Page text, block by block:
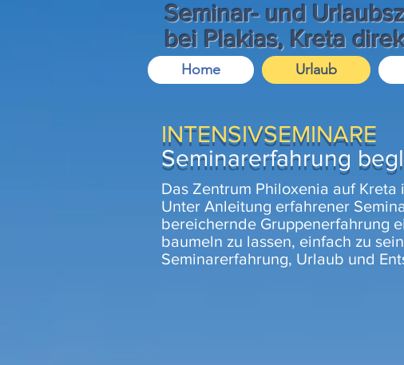
Seminar- und
bei Plakias, Kreta
Home Urlaub
Das Zentrum Philoxenia auf
Unter Anleitung erfahrener
bereichernde Gruppenerfahrung
baumeln zu lassen, einfach zu
Seminarerfahrung, Urlaub und
INTENSIVSEMINARE
Seminarerfahrung